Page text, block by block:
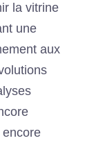
la vitrine
une
aux